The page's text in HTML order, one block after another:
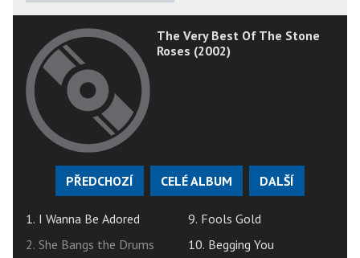
The Very Best Of The Stone
Roses (2002)
PŘEDCHOZÍ CELÉ ALBUM DALŠÍ
1. I Wanna Be Adored
2. She Bangs the Drums
9. Fools Gold
10. Begging You